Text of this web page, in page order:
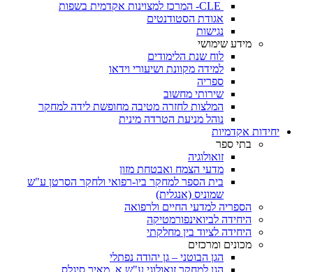
אגודת הסטודנטים
נגישות
מידע שימושי
לוח שנת הלימודים
למידה מקוונת ושיעורי וידאו
ספריה
שירותי מחשוב
המלצות לחזרה מטיבה מחופשת לידה למחקר
נוהל מניעת הטרדה מינית
יחידות אקדמיות
בתי ספר
זואולוגיה
מדעי הצמח ואבטחת מזון
בית הספר למחקר ביו-רפואי ולחקר הסרטן ע"ש
שמוניס (אנגלית)
הספריה למדעי החיים ולרפואה
היחידה לביואינפורמטיקה
היחידה לציוד בין מחלקתי
מכונים ומרכזים
הגן הבוטני – גן יהודה נפתלי
הגן למחקר זואולוגי ע"ש א. מאיר סיגלס